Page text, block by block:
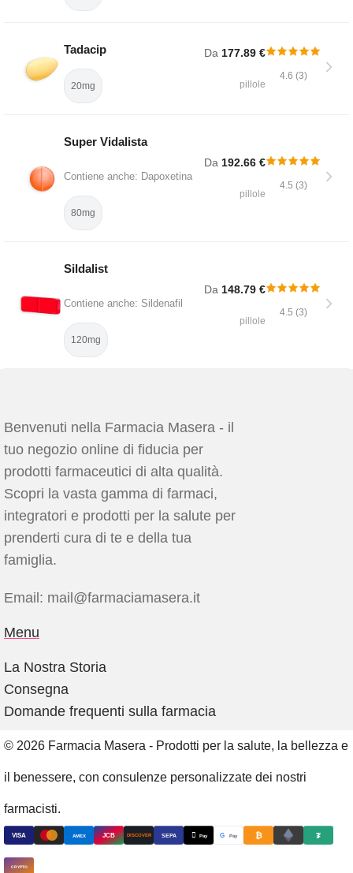
Tadacip
20mg
Da 177.89 €
pillole
4.6 (3)
Super Vidalista
Contiene anche: Dapoxetina
80mg
Da 192.66 €
pillole
4.5 (3)
Sildalist
Contiene anche: Sildenafil
120mg
Da 148.79 €
pillole
4.5 (3)
Benvenuti nella Farmacia Masera - il
tuo negozio online di fiducia per
prodotti farmaceutici di alta qualità.
Scopri la vasta gamma di farmaci,
integratori e prodotti per la salute per
prenderti cura di te e della tua
famiglia.
Email: mail@farmaciamasera.it
Menu
La Nostra Storia
Consegna
Domande frequenti sulla farmacia
© 2026 Farmacia Masera - Prodotti per la salute, la bellezza e
il benessere, con consulenze personalizzate dei nostri
farmacisti.
VISA AMEX JCB DISCOVER SEPA  Pay G Pay ₿ ₮
CRYPTO